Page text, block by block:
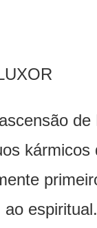
de
kármicos
espiritual.